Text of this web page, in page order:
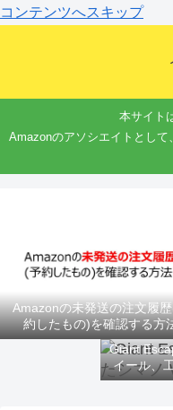
コンテンツへスキップ
本サイト
Amazonのアソシエイトとし
Amazonの未発送の注文履
約したもの)を確認する方
Giant
イール、